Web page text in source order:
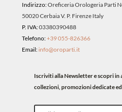
Indirizzo:Oreficeria Orologeria Parti
50020 Cerbaia V. P. Firenze Italy
P. IVA:03380390488
Telefono:+39 055-826366
Email: info@oroparti.it
Iscriviti alla Newsletter e scopri in
collezioni, promozioni dedicate